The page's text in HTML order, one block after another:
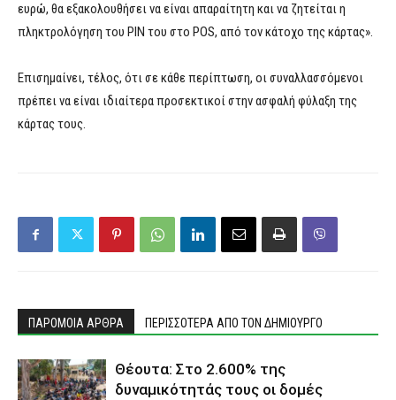
ευρώ, θα εξακολουθήσει να είναι απαραίτητη και να ζητείται η
πληκτρολόγηση του ΡΙΝ του στο POS, από τον κάτοχο της κάρτας».
Επισημαίνει, τέλος, ότι σε κάθε περίπτωση, οι συναλλασσόμενοι
πρέπει να είναι ιδιαίτερα προσεκτικοί στην ασφαλή φύλαξη της
κάρτας τους.
ΠΑΡΟΜΟΙΑ ΑΡΘΡΑ ΠΕΡΙΣΣΟΤΕΡΑ ΑΠΟ ΤΟΝ ΔΗΜΙΟΥΡΓΟ
Θέουτα: Στο 2.600% της
δυναμικότητάς τους οι δομές